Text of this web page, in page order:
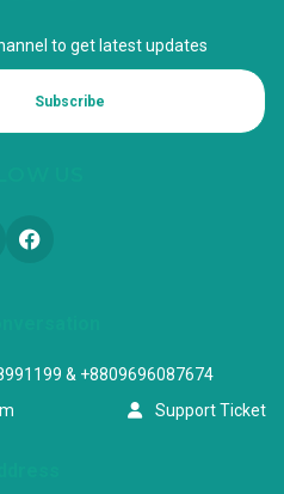
to get latest updates
Subscribe
& +8809696087674
Support Ticket